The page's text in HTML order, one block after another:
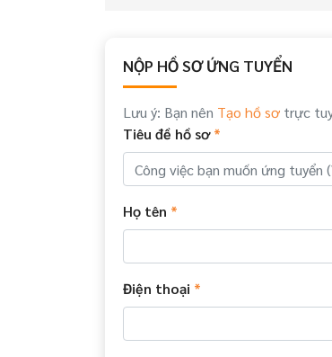
NỘP HỒ SƠ ỨNG TUYỂN
Lưu ý: Bạn nên Tạo hồ sơ trực
Tiêu đề hồ sơ*
Họ tên *
Điện thoại *